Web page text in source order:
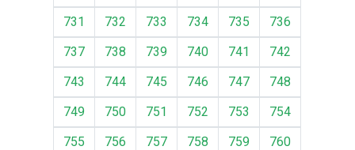
731 732 733 734 735
736
737
738 739 740 741
742
743
744 745 746 747
748
749
750 751 752 753
754
755
756 757 758 759
760